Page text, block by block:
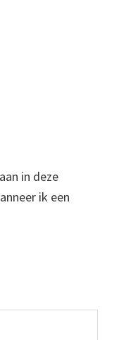
in deze
ik een